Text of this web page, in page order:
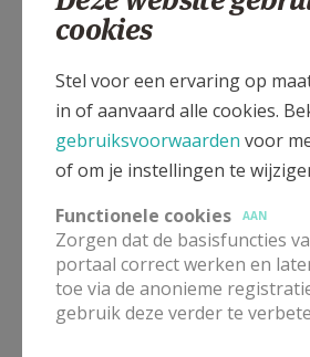
cookies
Stel voor een ervaring op
in of aanvaard alle cookies.
gebruiksvoorwaarden voor
of om je instellingen te
Functionele cookies
AAN
Zorgen dat de basisfuncties
portaal correct werken en
toe via de anonieme
gebruik deze verder te